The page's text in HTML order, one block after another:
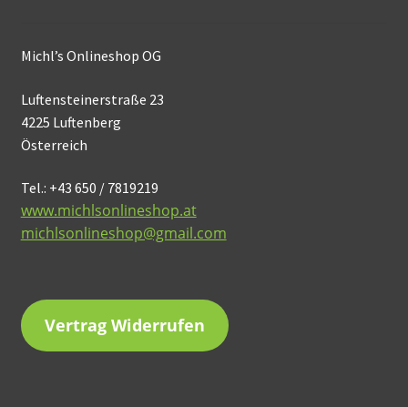
Michl’s Onlineshop OG
Luftensteinerstraße 23
4225 Luftenberg
Österreich
Tel.: +43 650 / 7819219
www.michlsonlineshop.at
michlsonlineshop@gmail.com
Vertrag Widerrufen